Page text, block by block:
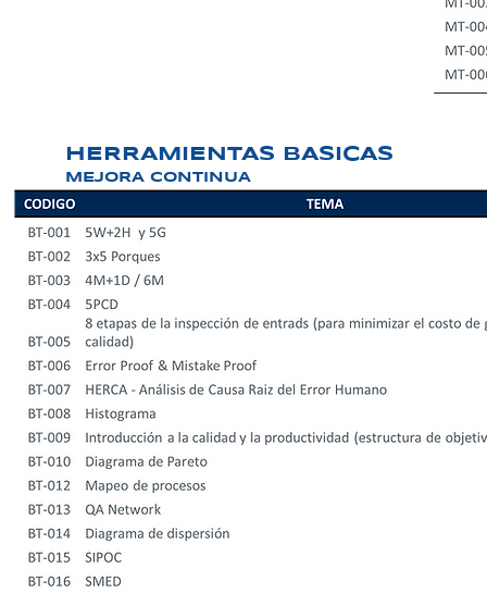
HERRAMIENTAS BASICAS
MEJORA CONTINUA